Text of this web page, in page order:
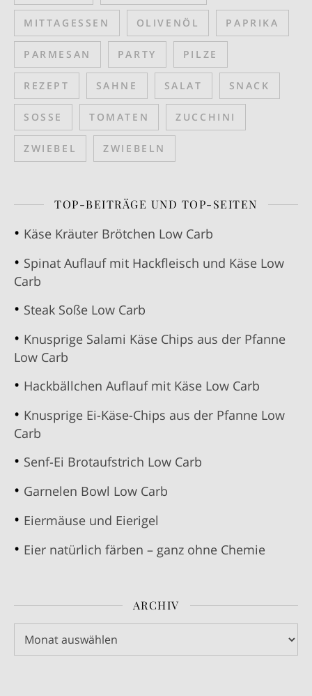
MITTAGESSEN OLIVENÖL PAPRIKA
PARMESAN PARTY PILZE
REZEPT SAHNE SALAT SNACK
SOSSE TOMATEN ZUCCHINI
ZWIEBEL ZWIEBELN
TOP-BEITRÄGE UND TOP-SEITEN
Käse Kräuter Brötchen Low Carb
Spinat Auflauf mit Hackfleisch und Käse Low
Carb
Steak Soße Low Carb
Knusprige Salami Käse Chips aus der Pfanne
Low Carb
Hackbällchen Auflauf mit Käse Low Carb
Knusprige Ei-Käse-Chips aus der Pfanne Low
Carb
Senf-Ei Brotaufstrich Low Carb
Garnelen Bowl Low Carb
Eiermäuse und Eierigel
Eier natürlich färben – ganz ohne Chemie
ARCHIV
Archiv